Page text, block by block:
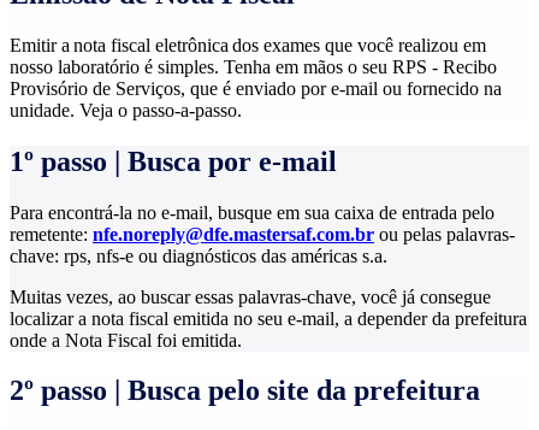
Emitir a nota fiscal eletrônica dos exames que você realizou em
nosso laboratório é simples. Tenha em mãos o seu RPS - Recibo
Provisório de Serviços, que é enviado por e-mail ou fornecido na
unidade. Veja o passo-a-passo.
1º passo | Busca por e-mail
Para encontrá-la no e-mail, busque em sua caixa de entrada pelo
remetente: nfe.noreply@dfe.mastersaf.com.br ou pelas palavras-
chave: rps, nfs-e ou diagnósticos das américas s.a.
Muitas vezes, ao buscar essas palavras-chave, você já consegue
localizar a nota fiscal emitida no seu e-mail, a depender da prefeitura
onde a Nota Fiscal foi emitida.
2º passo | Busca pelo site da prefeitura